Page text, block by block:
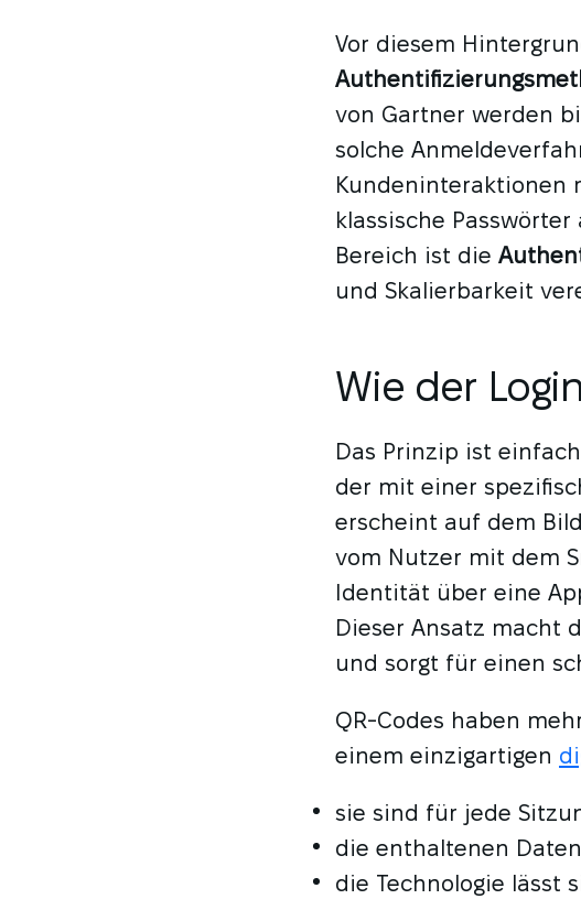
Vor diesem
von Gartner werden
solche
Kundeninteraktionen
klassische
Bereich ist die
und Skalierbarkeit
Wie der
Das Prinzip ist
der mit einer
erscheint auf dem
vom Nutzer mit dem
Identität über eine
Dieser Ansatz macht
und sorgt für einen
QR-Codes haben
einem einzigartigen
sie sind für jede
die enthaltenen
die Technologie lässt